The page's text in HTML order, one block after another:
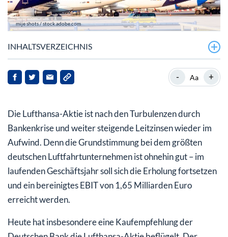
mije shots / stock.adobe.com
INHALTSVERZEICHNIS
Deutliche Anhebung des Kursziels der Lufthansa-Aktie
- Aa +
Die Lufthansa-Aktie ist nach den Turbulenzen durch
Bankenkrise und weiter steigende Leitzinsen wieder im
Aufwind. Denn die Grundstimmung bei dem größten
deutschen Luftfahrtunternehmen ist ohnehin gut – im
laufenden Geschäftsjahr soll sich die Erholung fortsetzen
und ein bereinigtes EBIT von 1,65 Milliarden Euro
erreicht werden.
Heute hat insbesondere eine Kaufempfehlung der